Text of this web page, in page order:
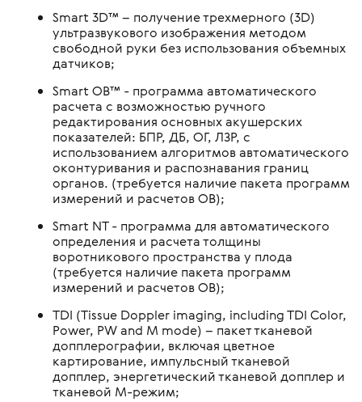
Smart 3D™ – получение трехмерного (3D)
ультразвукового изображения методом
свободной руки без использования объемных
датчиков;
Smart OB™ - программа автоматического
расчета с возможностью ручного
редактирования основных акушерских
показателей: БПР, ДБ, ОГ, ЛЗР, с
использованием алгоритмов автоматического
оконтуривания и распознавания границ
органов. (требуется наличие пакета программ
измерений и расчетов OB);
Smart NT - программа для автоматического
определения и расчета толщины
воротникового пространства у плода
(требуется наличие пакета программ
измерений и расчетов OB);
TDI (Tissue Doppler imaging, including TDI Color,
Power, PW and M mode) – пакет тканевой
допплерографии, включая цветное
картирование, импульсный тканевой
допплер, энергетический тканевой допплер и
тканевой М-режим;